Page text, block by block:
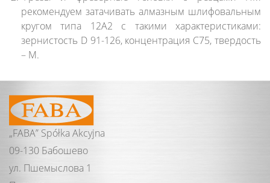
рекомендуем затачивать алмазным шлифовальным
кругом типа 12А2 с такими характеристиками:
зернистость D 91-126, концентрация C75, твердость
– M.
„FABA” Spółka Akcyjna
09-130 Бабошево
ул. Пшемыслова 1